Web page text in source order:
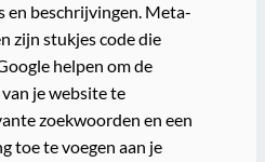
en beschrijvingen. Meta-
zijn stukjes code die
helpen om de
je website te
zoekwoorden en een
toe te voegen aan je